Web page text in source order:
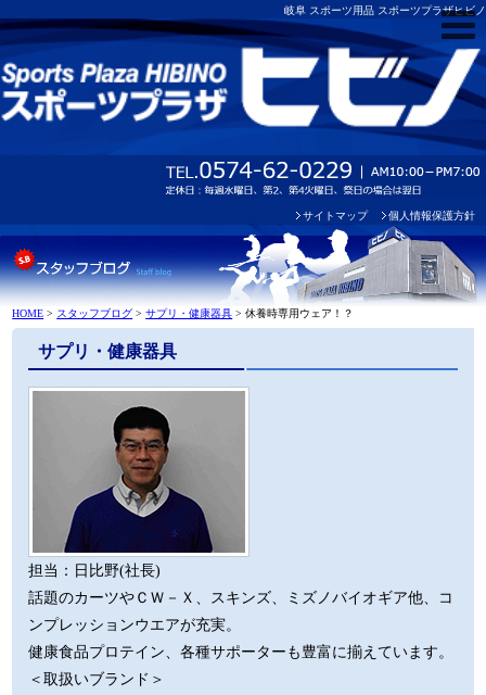
岐阜 スポーツ用品 スポーツプラザヒビノ
サイトマップ 個人情報保護方針
HOME > スタッフブログ >サプリ・健康器具 >休養時専用ウェア！？
サプリ・健康器具
担当：日比野(社長)
話題のカーツやＣＷ－Ｘ、スキンズ、ミズノバイオギア他、コ
ンプレッションウエアが充実。
健康食品プロテイン、各種サポーターも豊富に揃えています。
＜取扱いブランド＞